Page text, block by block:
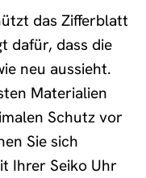
das Zifferblatt
dafür, dass die
neu aussieht.
Materialien
Schutz vor
Sie sich
Ihrer Seiko Uhr